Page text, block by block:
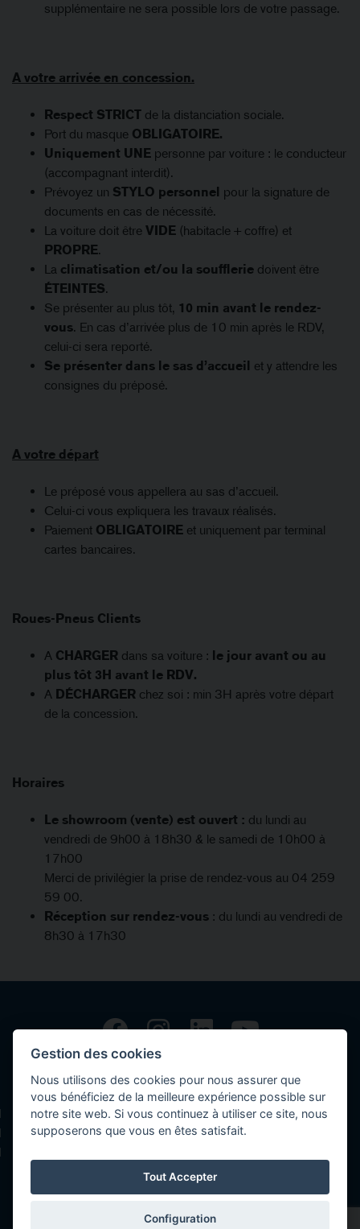
supplémentaire ne sera possible lors de votre passage.
A votre arrivée en concession.
Respect STRICT de la distanciation sociale.
Port du masque OBLIGATOIRE.
Uniquement UNE personne par voiture : le conducteur
(accompagnant interdit).
Prévoyez un STYLO personnel pour la signature de
documents en cas de nécessité.
La voiture doit être VIDE (habitacle + coffre) et
PROPRE.
La climatisation et/ou la soufflerie doivent être
ÉTEINTES.
Se présenter au plus tôt, 10 min avant le rendez-
vous. En cas d’arrivée plus de 10 min après le RDV,
celui-ci sera reporté.
Se présenter dans le sas d’accueil et y attendre les
consignes du préposé.
A votre départ
Le préposé vous appellera au sas d’accueil.
Celui-ci vous expliquera les travaux réalisés.
Paiement OBLIGATOIRE et uniquement par terminal
cartes bancaires.
Roues-Pneus Clients
A CHARGER dans sa voiture : le jour avant ou au
plus tôt 3H avant le RDV.
A DÉCHARGER chez soi : min 3H après votre départ
de la concession.
Horaires
Le showroom (vente) est ouvert : du lundi au
vendredi de 9h00 à 18h30 & le samedi de 10h00 à
17h00
Merci de privilégier la prise de rendez-vous au 04 259
59 00.
Réception sur rendez-vous : du lundi au vendredi de
8h30 à 17h30
Contact
Déclaration de confidentialités
Politique des cookies
Gestion des cookies
Nous utilisons des cookies pour nous assurer que
vous bénéficiez de la meilleure expérience possible sur
notre site web. Si vous continuez à utiliser ce site, nous
supposerons que vous en êtes satisfait.
Tout Accepter
Configuration